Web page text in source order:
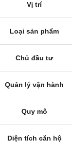
Vị trí
Loại sản phẩm
Chủ đầu tư
Quản lý vận hành
Quy mô
Diện tích căn hộ